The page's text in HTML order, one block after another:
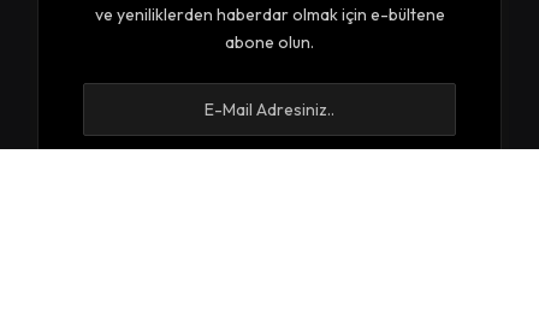
ve yeniliklerden haberdar olmak için e-bültene
abone olun.